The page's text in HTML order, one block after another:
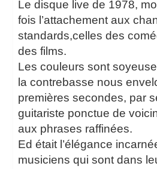
Le disque live de 1978,
fois l’attachement aux
standards,celles des
des films.
Les couleurs sont
la contrebasse nous
premières secondes, par
guitariste ponctue de
aux phrases raffinées.
Ed était l’élégance
musiciens qui sont dans